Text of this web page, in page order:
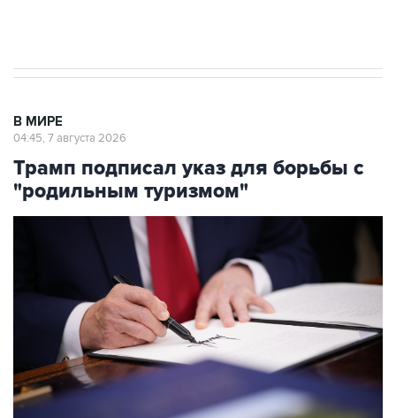
Трамп подписал указ для борьбы с
"родильным туризмом"
Фото: Andrew Harnik/Getty Images